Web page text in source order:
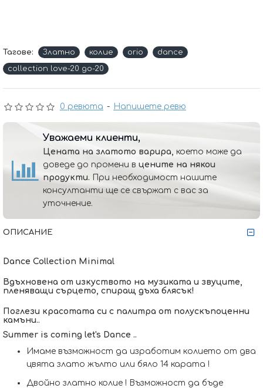
0 ревюта - Напишете ревю
Тагове: Златно колие orio
dance
collection love-20 до-20
Уважаеми клиенти,
Цената на златото варира, което може да
доведе до промени в цените на някои
продукти. При необходимост нашите
консултанти ще се свържат с вас за
уточнение.
ОПИСАНИЕ
Dance Collection Minimal
Вдъхновена от изкуството на музиката и звуците,
пленяващи сърцето, спиращ дъха блясък!
Поглези красотата си с палитра от полускъпоценни
камъни..
Summer is coming let's Dance ..
Имаме възможност да изработим кoлието от два
цвята злато жълто или бяло 14 карата !
Двойно златно колие ! Възможност да бъде